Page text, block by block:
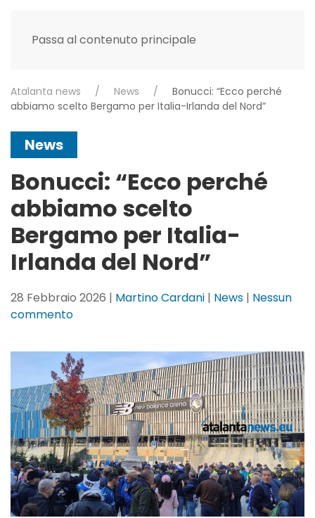
Passa al contenuto principale
Atalanta news News
Bonucci: “Ecco perché
abbiamo scelto Bergamo per Italia-Irlanda del Nord”
News
Bonucci: “Ecco perché
abbiamo scelto
Bergamo per Italia-
Irlanda del Nord”
28 Febbraio 2026 | Martino Cardani | News | Nessun
commentosu
“Ecco
perché
abbiamo
scelto
Bergamo
per
Italia-
Irlanda
del
Nord”